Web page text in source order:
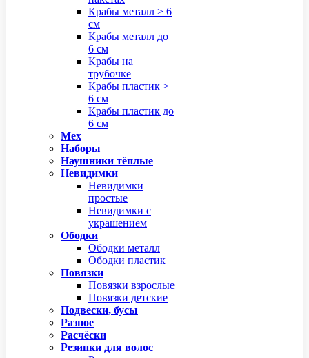
Крабы металл > 6
см
Крабы металл до
6 см
Крабы на
трубочке
Крабы пластик >
6 см
Крабы пластик до
6 см
Мех
Наборы
Наушники тёплые
Невидимки
Невидимки
простые
Невидимки с
украшением
Ободки
Ободки металл
Ободки пластик
Повязки
Повязки взрослые
Повязки детские
Подвески, бусы
Разное
Расчёски
Резинки для волос